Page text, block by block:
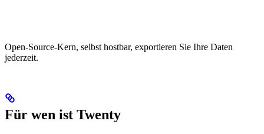
Open-Source-Kern, selbst hostbar, exportieren Sie Ihre Daten
jederzeit.
Für wen ist Twenty